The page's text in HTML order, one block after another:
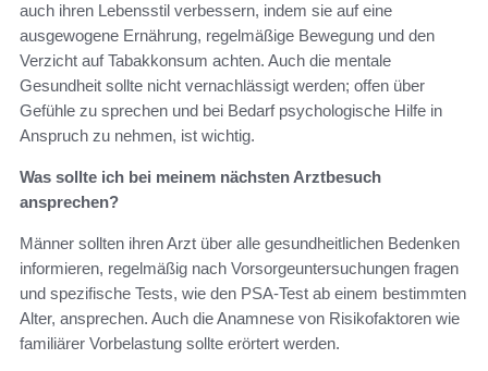
auch ihren Lebensstil verbessern, indem sie auf eine
ausgewogene Ernährung, regelmäßige Bewegung und den
Verzicht auf Tabakkonsum achten. Auch die mentale
Gesundheit sollte nicht vernachlässigt werden; offen über
Gefühle zu sprechen und bei Bedarf psychologische Hilfe in
Anspruch zu nehmen, ist wichtig.
Was sollte ich bei meinem nächsten Arztbesuch
ansprechen?
Männer sollten ihren Arzt über alle gesundheitlichen Bedenken
informieren, regelmäßig nach Vorsorgeuntersuchungen fragen
und spezifische Tests, wie den PSA-Test ab einem bestimmten
Alter, ansprechen. Auch die Anamnese von Risikofaktoren wie
familiärer Vorbelastung sollte erörtert werden.